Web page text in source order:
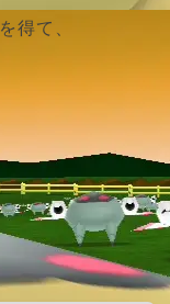
得て、